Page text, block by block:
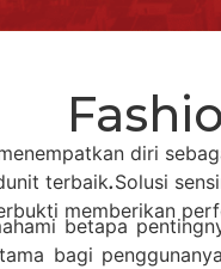
diri
terbaik.Solusi
memberikan
betapa
bagi